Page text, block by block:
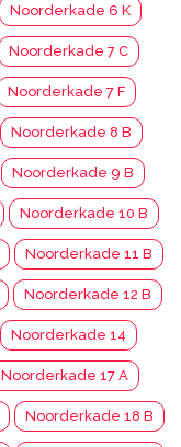
Noorderkade 6 K
Noorderkade 7 C
Noorderkade 7 F
Noorderkade 8 B
Noorderkade 9 B
Noorderkade 10 B
Noorderkade 11 B
Noorderkade 12 B
Noorderkade 14
Noorderkade 17 A
Noorderkade 18 B